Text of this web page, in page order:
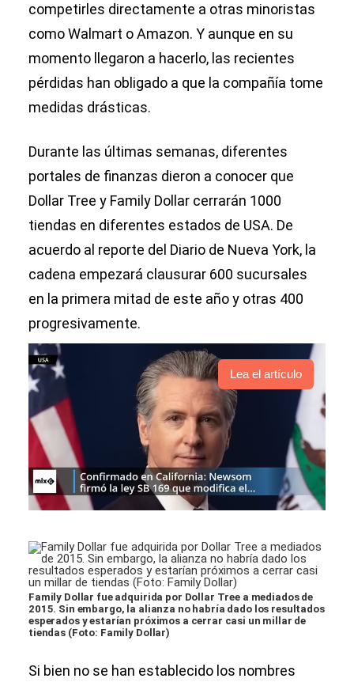
competirles directamente a otras minoristas
como Walmart o Amazon. Y aunque en su
momento llegaron a hacerlo, las recientes
pérdidas han obligado a que la compañía tome
medidas drásticas.
Durante las últimas semanas, diferentes
portales de finanzas dieron a conocer que
Dollar Tree y Family Dollar cerrarán 1000
tiendas en diferentes estados de USA. De
acuerdo al reporte del Diario de Nueva York, la
cadena empezará clausurar 600 sucursales
en la primera mitad de este año y otras 400
progresivamente.
Lea el artículo
Family Dollar fue adquirida por Dollar Tree a mediados de
2015. Sin embargo, la alianza no habría dado los resultados
esperados y estarían próximos a cerrar casi un millar de
tiendas (Foto: Family Dollar)
Si bien no se han establecido los nombres